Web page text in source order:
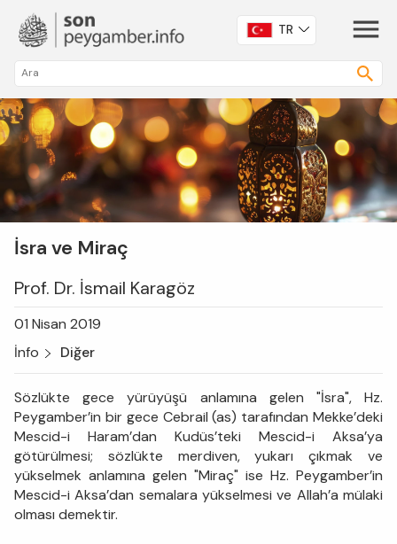
TR
İsra ve Miraç
Prof. Dr. İsmail Karagöz
01 Nisan 2019
İnfo
Diğer
Sözlükte gece yürüyüşü anlamına gelen "İsra", Hz.
Peygamber’in bir gece Cebrail (as) tarafından Mekke’deki
Mescid-i Haram’dan Kudüs’teki Mescid-i Aksa’ya
götürülmesi; sözlükte merdiven, yukarı çıkmak ve
yükselmek anlamına gelen "Miraç" ise Hz. Peygamber’in
Mescid-i Aksa’dan semalara yükselmesi ve Allah’a mülaki
olması demektir.